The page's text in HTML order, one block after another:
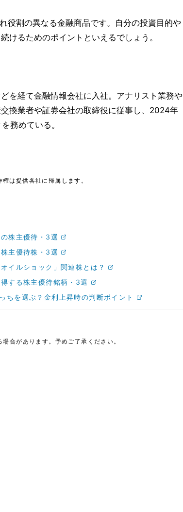
役割の異なる金融商品です。自分の投資目的や
けるためのポイントといえるでしょう。
を経て金融情報会社に入社。アナリスト業務や
換業者や証券会社の取締役に従事し、2024年
務めている。
は提供各社に帰属します。
株主優待・3選
主優待株・3選
イルショック」関連株とは？
する株主優待銘柄・3選
を選ぶ？金利上昇時の判断ポイント
合があります。予めご了承ください。